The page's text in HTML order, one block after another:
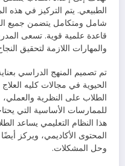
الطبيعي. يتم التركيز في هذه
شامل ومتكامل يتضمن جميع
قاعدة علمية قوية. تسعى
والمهارات اللازمة لتحقيق
تم تصميم المنهج الدراسي
الحيوية في مجالات كليه
الطلاب على النظرية
للممارسات الأساسية التي
هذا النظام التعليمي يساعد
المحتوى الأكاديمي، ويركز
وحل المشكلات.